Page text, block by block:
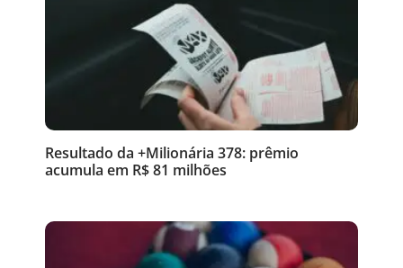
Resultado da +Milionária 378: prêmio
acumula em R$ 81 milhões